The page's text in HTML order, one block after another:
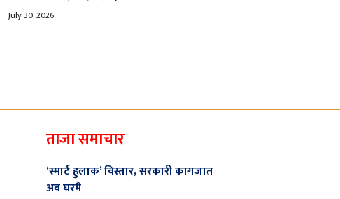
July 30, 2026
ताजा समाचार
‘स्मार्ट हुलाक’ विस्तार, सरकारी कागजात
अब घरमै